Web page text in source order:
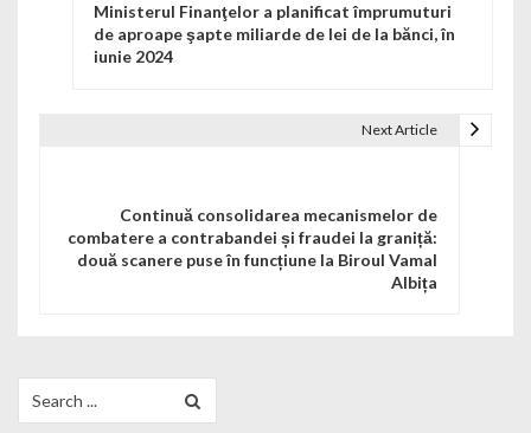
Ministerul Finanţelor a planificat împrumuturi
de aproape şapte miliarde de lei de la bănci, în
iunie 2024
Next Article
Continuă consolidarea mecanismelor de
combatere a contrabandei și fraudei la graniță:
două scanere puse în funcțiune la Biroul Vamal
Albița